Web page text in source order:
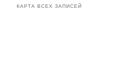
КАРТА ВСЕХ ЗАПИСЕЙ